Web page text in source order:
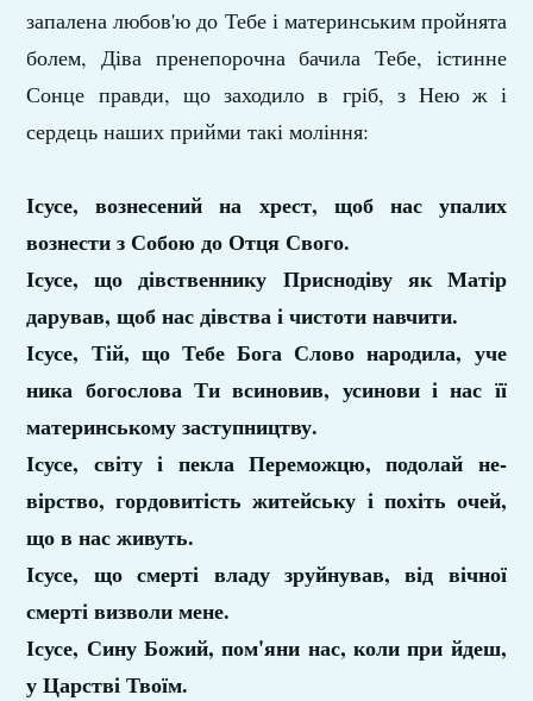
запале­на любов'ю до Тебе і материнським пройнята
болем, Діва пренепорочна бачила Тебе, істинне
Сонце правди, що заходило в гріб, з Нею ж і
сердець наших прийми такі моління:
Ісусе, вознесений на хрест, щоб нас упалих
вознести з Собою до Отця Свого.
Ісусе, що дівственнику Приснодіву як Матір
дарував, щоб нас дівства і чистоти навчити.
Ісусе, Тій, що Тебе Бога Слово народила, уче
ника богослова Ти всиновив, усинови і нас її
материнському заступництву.
Ісусе, світу і пекла Переможцю, подолай не­
вірство, гордовитість житейську і похіть очей,
що в нас живуть.
Ісусе, що смерті владу зруйнував, від вічної
смерті визволи мене.
Ісусе, Сину Божий, пом'яни нас, коли при­ йдеш,
у Царстві Твоїм.